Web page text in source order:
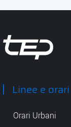
Linee e orari
Orari Urbani